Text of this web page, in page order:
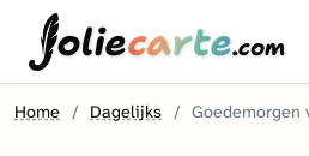
oliecarte.com
Home Dagelijks Goedemorgen